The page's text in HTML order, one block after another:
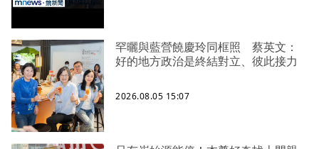
罕曬與藍營饒慶玲同框照 蔡英文：
好的地方政治是終結對立、彼此接力
2026.08.05 15:07